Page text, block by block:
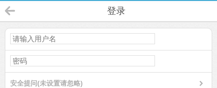
登录
安全提问(未设置请忽略)